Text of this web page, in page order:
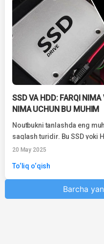
SSD VA HDD: FARQI
NIMA UCHUN BU MUHIM
Noutbukni tanlashda eng
saqlash turidir. Bu SSD yoki
20 May 2025
To‘liq o‘qish
Barcha